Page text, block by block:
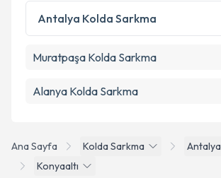
Ana Sayfa Kolda Sarkma
Antalya
Konyaaltı
Antalya Kolda Sarkma
Muratpaşa Kolda Sarkma
Alanya Kolda Sarkma